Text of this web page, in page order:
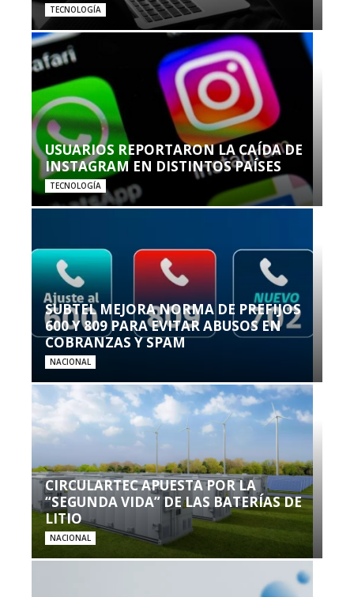
TECNOLOGÍA
USUARIOS REPORTARON LA CAÍDA DE
INSTAGRAM EN DISTINTOS PAÍSES
TECNOLOGÍA
SUBTEL MEJORA NORMA DE PREFIJOS
600 Y 809 PARA EVITAR ABUSOS EN
COBRANZAS Y SPAM
NACIONAL
CIRCULARTEC APUESTA POR LA
“SEGUNDA VIDA” DE LAS BATERÍAS DE
LITIO
NACIONAL